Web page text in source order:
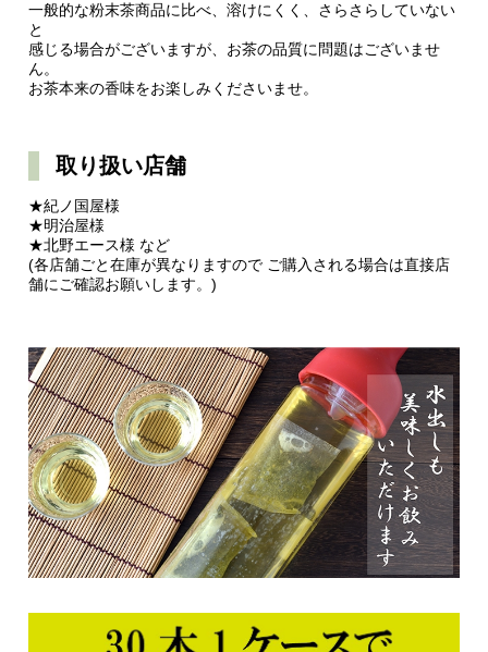
一般的な粉末茶商品に比べ、溶けにくく、さらさらしていない
と
感じる場合がございますが、お茶の品質に問題はございませ
ん。
お茶本来の香味をお楽しみくださいませ。
取り扱い店舗
★紀ノ国屋様
★明治屋様
★北野エース様 など
(各店舗ごと在庫が異なりますので ご購入される場合は直接店
舗にご確認お願いします。)